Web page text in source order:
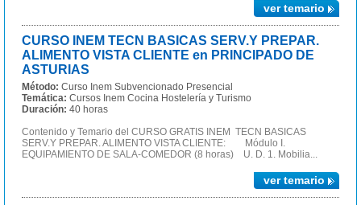
ver temario
CURSO INEM TECN BASICAS SERV.Y PREPAR.
ALIMENTO VISTA CLIENTE en PRINCIPADO DE
ASTURIAS
Método: Curso Inem Subvencionado Presencial
Temática: Cursos Inem Cocina Hostelería y Turismo
Duración: 40 horas
Contenido y Temario del CURSO GRATIS INEM TECN BASICAS
SERV.Y PREPAR. ALIMENTO VISTA CLIENTE: Módulo I.
EQUIPAMIENTO DE SALA-COMEDOR (8 horas) U. D. 1. Mobilia...
ver temario